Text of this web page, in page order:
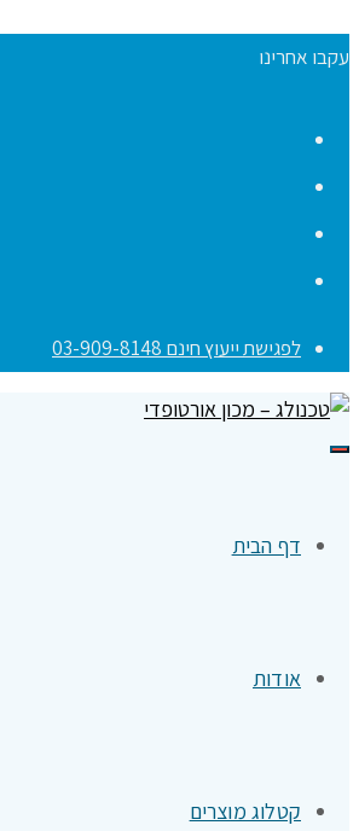
עקבו אחרינו
לפגישת ייעוץ חינם 03-909-8148
תפריט
דף הבית
אודות
קטלוג מוצרים